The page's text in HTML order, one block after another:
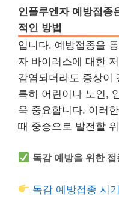
인플루엔자 예방접종
적인 방법
입니다. 예방접종을
자 바이러스에 대한
감염되더라도 증상이
특히 어린이나 노인,
욱 중요합니다. 이러
때 중증으로 발전할
독감 예방을 위한
독감 예방접종 시